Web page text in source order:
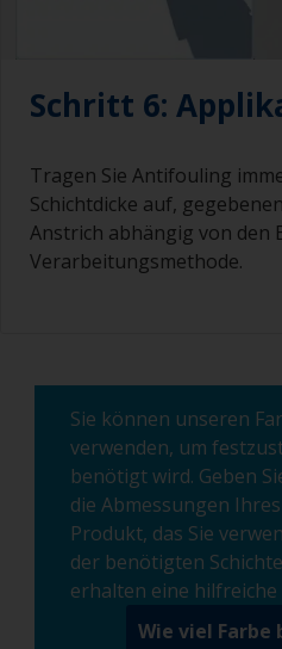
Schritt 6:
Tragen Sie Antifouling
Schichtdicke auf,
Anstrich abhängig von den
Verarbeitungsmethode.
Sie können unseren
verwenden, um
benötigt wird. Geben
die Abmessungen
Produkt, das Sie
der benötigten
erhalten eine hilfreiche
Wie viel Farbe